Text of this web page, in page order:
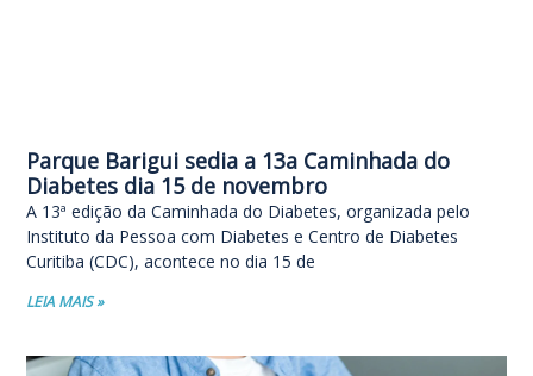
Parque Barigui sedia a 13a Caminhada do
Diabetes dia 15 de novembro
A 13ª edição da Caminhada do Diabetes, organizada pelo
Instituto da Pessoa com Diabetes e Centro de Diabetes
Curitiba (CDC), acontece no dia 15 de
LEIA MAIS »